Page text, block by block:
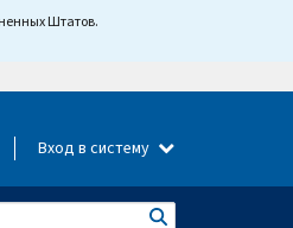
Штатов.
Вход в систему